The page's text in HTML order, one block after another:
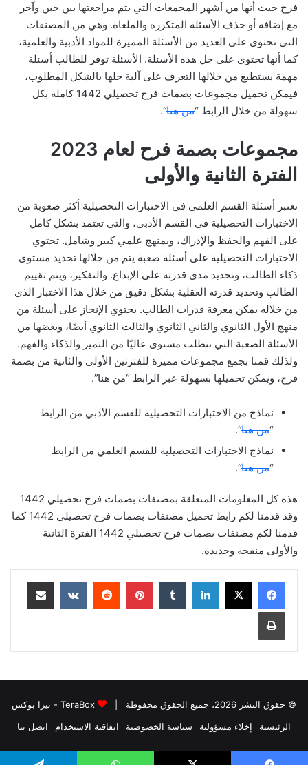
فرح حيث أنها من أشهر المجمعات التي يتم مراجعتها بين حين وآخر
مع إضافة أو حذف الأسئلة المتكررة والملغاة. وهي من المصنفات
التي تحتوي على العديد من الأسئلة المميزة للمواد الأدبية والعلمية،
كما أنها تحتوي على حل هذه الأسئلة. الأسئلة توفر للطالب أسئلة
مهمة يستطيع من خلالها التعرف على آلية حلها بالشكل المطلوب،
فيمكن تحميل مجموعات بصمات فرح تحصيلي 1442 كاملة بكل
سهولة من خلال الرابط “من هنا“.
مجموعات بصمة فرح لعام 2023
الفترة الثانية والأولى
تعتبر أسئلة القسم العلمي في الاختبارات التحصيلية أكثر صعوبة من
الاختبارات التحصيلية في القسم الأدبي، والتي تعتمد بشكل كامل
على الفهم والحفظ والإدراك، وبمنهج علمي كبير وشامل. تحتوي
الاختبارات التحصيلية على أسئلة صعبة يتم من خلالها تحديد مستوى
ذكاء الطالب، وتحديد مدى قدرته على الإبداع. والتفكير، ويتم تقييم
الطالب وتحديد قدرته العقلية بشكل دقيق من خلال هذا الاختبار الذي
من خلاله يمكن معرفة قدرات الطالب. يحتوي الإنجاز على أسئلة من
منهج الأول الثانوي والثاني الثانوي والثالث الثانوي أيضًا، وبعضها من
الأسئلة الصعبة التي تتطلب مستوى عاليًا من التميز والذكاء والفهم.
ولذلك قمنا بجمع مجموعات مميزة للفترتين الأولى والثانية من بصمة
فرح، ويمكن تحميلها بسهولة عبر الرابط “من هنا”.
نماذج من الاختبارات التحصيلية للقسم الأدبي من الرابط
“من هنا“.
نماذج الاختبارات التحصيلية للقسم العلمي من الرابط
“من هنا“.
هذه كل المعلومات المتعلقة بمصنفات بصمات فرح تحصيلي 1442
وقد قدمنا ​​لكم رابط تحميل مصنفات بصمات فرح تحصيلي 1442 كما
قدمنا ​​لكم مصنفات بصمات فرح تحصيلي 1442 الفترة الثانية
والأولى منقحة وجديدة.
لينكدإن بينتيريست مشاركة عبر البريد
طباعة
© حقوق النشر 2026، جميع الحقوق محفوظة |
TeraBox - تيرا بوكس
الرئيسية
إخلاء مسؤولية سياسة الخصوصية اتفاقية الاستخدام اتصل بنا